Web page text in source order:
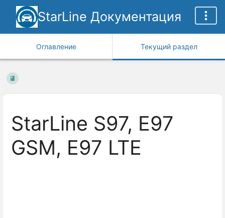
StarLine Документация
Оглавление Текущий раздел
StarLine S97, E97
GSM, E97 LTE